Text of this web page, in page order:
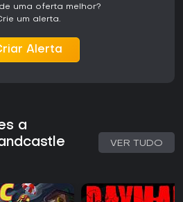
uma oferta melhor?
um alerta.
Alerta
a
VER TUDO